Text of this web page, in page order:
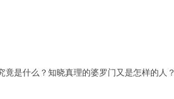
是什么？知晓真理的婆罗门又是怎样的人